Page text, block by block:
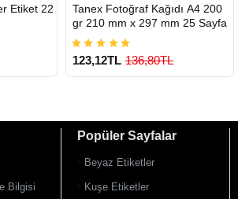
22
GÖNDERİ
Tanex Fotoğraf Kağıdı A4 200
gr 210 mm x 297 mm 25 Sayfa
123,12TL 136,80TL
Bilgisi
Popüler Sayfalar
Beyaz Etiketler
Kuşe Etiketler